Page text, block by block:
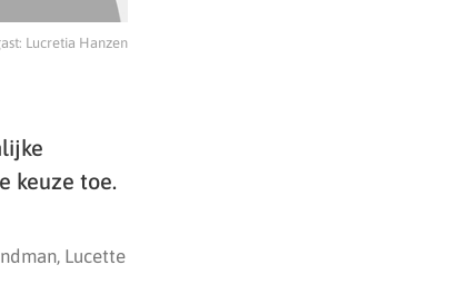
Lucretia Hanzen
keuze toe.
Lucette